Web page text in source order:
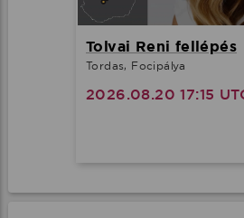
Tolvai Reni fellépés
Tordas, Focipálya
2026.08.20 17:15